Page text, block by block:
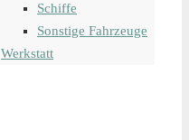
Schiffe
Sonstige Fahrzeuge
Werkstatt